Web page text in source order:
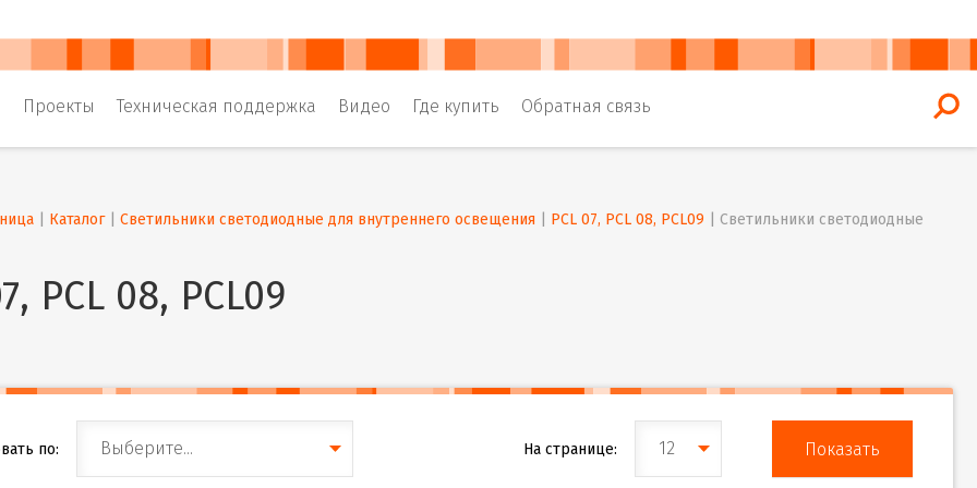
Проекты Техническая поддержка Видео Где купить Обратная связь
Каталог | Светильники светодиодные для внутреннего освещения PCL 07, PCL 08, PCL09 Светильники светодиодные
PCL 08, PCL09
по: Выберите... На странице: 12